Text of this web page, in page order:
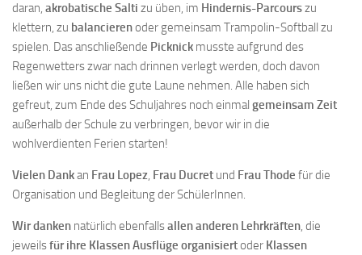
daran, akrobatische Salti zu üben, im Hindernis-Parcourszu
klettern, zu balancierenoder gemeinsam Trampolin-Softball zu
spielen. Das anschließende Picknick musste aufgrund des
Regenwetters zwar nach drinnen verlegt werden, doch davon
ließen wir uns nicht die gute Laune nehmen. Alle haben sich
gefreut, zum Ende des Schuljahres noch einmal gemeinsam Zeit
außerhalb der Schule zu verbringen, bevor wir in die
wohlverdienten Ferien starten!
Vielen Dankan Frau Lopez, Frau Ducret und Frau Thode für die
Organisation und Begleitung der SchülerInnen.
Wir danken natürlich ebenfallsallen anderen Lehrkräften, die
jeweilsfür ihre Klassen Ausflüge organisiertoder Klassen